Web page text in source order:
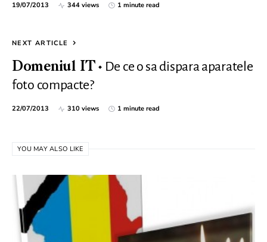
19/07/2013 344 views 1 minute read
NEXT ARTICLE
Domeniul IT
De ce o sa dispara aparatele
foto compacte?
22/07/2013 310 views 1 minute read
YOU MAY ALSO LIKE